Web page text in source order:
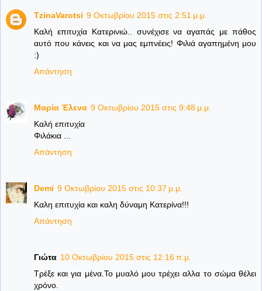
TzinaVarotsi 9 Οκτωβρίου 2015 στις 2:51 μ.μ.
Καλή επιτυχία Κατερινιώ.. συνέχισε να αγαπάς με πάθος
αυτό που κάνεις και να μας εμπνέεις! Φιλιά αγαπημένη μου
:)
Απάντηση
Μαρία Έλενα 9 Οκτωβρίου 2015 στις 9:48 μ.μ.
Καλή επιτυχία
Φιλάκια ...
Απάντηση
Demi 9 Οκτωβρίου 2015 στις 10:37 μ.μ.
Καλη επιτυχία και καλη δύναμη Κατερίνα!!!
Απάντηση
Γιώτα 10 Οκτωβρίου 2015 στις 12:16 π.μ.
Τρέξε και για μένα.Το μυαλό μου τρέχει αλλα το σώμα θέλει
χρόνο.